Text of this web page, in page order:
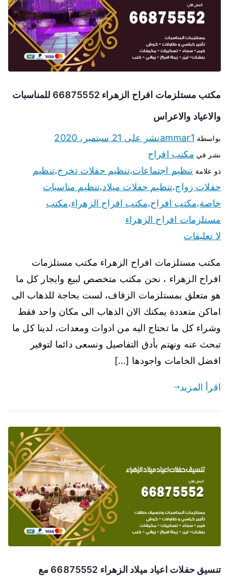
مكتب مستلزمات افراح الزهراء 66875552 للمناسبات
والاعياد والاعراس
بواسطة ammar1نشر على 21 سبتمبر، 2020
نشر في مكتب افراح
ذو علامة تنظيم اجتماعات،تنظيم حفلات تخرج،تنظيم
حفلات زواج،تنظيم حفلات ميلاد،تنظيم مناسبات
خاصة،مكتب افراح،مكتب افراح الزهراء،مكتب
مستلزمات افراح الزهراء
لا تعليقات
مكتب مستلزمات افراح الزهراء مكتب مستلزمات
افراح الزهراء ، نحن مكتب متخصص لبيع وايجار كل ما
هو متعلق بمستلزمات الزفاف، لست بحاجة للذهاب الى
اماكن متعددة يمكنك الان الذهاب الى مكان واحد فقط
وشراء كل ما تحتاج اليه من ادوات ومعدات، لدينا كل ما
تبحث عنه ونهتم بأدق التفاصيل ونسعى دائما لتوفير
افضل الخامات واجودها […]
اقرأ المزيد
تنسيق حفلات اعياد ميلاد الزهراء 66875552 مع